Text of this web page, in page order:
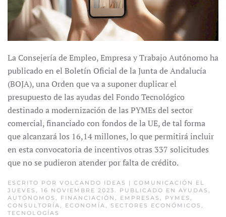
La Consejería de Empleo, Empresa y Trabajo Autónomo ha
publicado en el Boletín Oficial de la Junta de Andalucía
(BOJA), una Orden que va a suponer duplicar el
presupuesto de las ayudas del Fondo Tecnológico
destinado a modernización de las PYMEs del sector
comercial, financiado con fondos de la UE, de tal forma
que alcanzará los 16,14 millones, lo que permitirá incluir
en esta convocatoria de incentivos otras 337 solicitudes
que no se pudieron atender por falta de crédito.
ESCRITO POR VOLCANDO IDEAS | COMUNICACIÓN
EL
JUEVES, 16 NOVIEMBRE 2023. PUBLICADO EN AYUDAS
AUTÓNOMOS
FINANCIACIÓN EMPRESAS PYMES
CONSULTORÍA
ECONOMÍA SECTORES ECONÓMICOS
TECNOLOGÍAS